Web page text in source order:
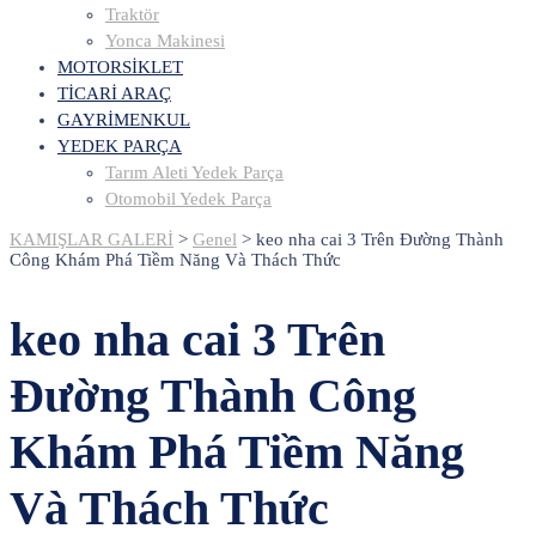
Traktör
Yonca Makinesi
MOTORSİKLET
TİCARİ ARAÇ
GAYRİMENKUL
YEDEK PARÇA
Tarım Aleti Yedek Parça
Otomobil Yedek Parça
KAMIŞLAR GALERİ > Genel > keo nha cai 3 Trên Đường Thành
Công Khám Phá Tiềm Năng Và Thách Thức
keo nha cai 3 Trên
Đường Thành Công
Khám Phá Tiềm Năng
Và Thách Thức